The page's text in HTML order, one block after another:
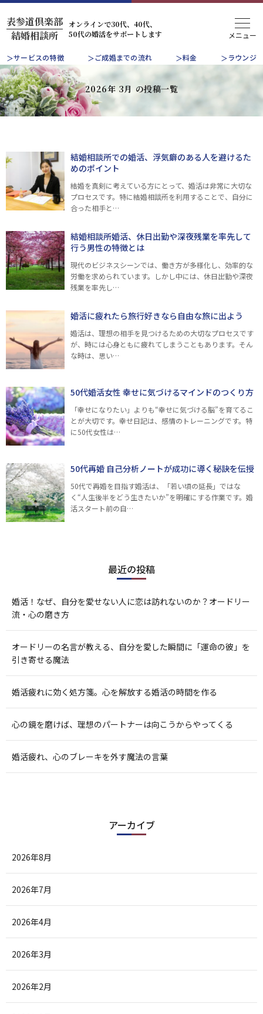
結婚相談所
表参道倶楽部
オンラインで30代、40代、
50代の婚活をサポートします
サービスの特徴 ご成婚までの流れ 料金 ラウンジ
2026年 3月 の投稿一覧
結婚相談所での婚活、浮気癖のある人を避けるた
めのポイント
結婚を真剣に考えている方にとって、婚活は非常に大切な
プロセスです。特に結婚相談所を利用することで、自分に
合った相手と…
結婚相談所婚活、休日出勤や深夜残業を率先して
行う男性の特徴とは
現代のビジネスシーンでは、働き方が多様化し、効率的な
労働を求められています。しかし中には、休日出勤や深夜
残業を率先し…
婚活に疲れたら旅行好きなら自由な旅に出よう
婚活は、理想の相手を見つけるための大切なプロセスです
が、時には心身ともに疲れてしまうこともあります。そん
な時は、思い…
50代婚活女性 幸せに気づけるマインドのつくり方
「幸せになりたい」よりも“幸せに気づける脳”を育てるこ
とが大切です。幸せ日記は、感情のトレーニングです。特
に50代女性は…
50代再婚 自己分析ノートが成功に導く秘訣を伝授
50代で再婚を目指す婚活は、「若い頃の延長」ではな
く“人生後半をどう生きたいか”を明確にする作業です。婚
活スタート前の自…
最近の投稿
婚活！なぜ、自分を愛せない人に恋は訪れないのか？オードリー
流・心の磨き方
オードリーの名言が教える、自分を愛した瞬間に「運命の彼」を
引き寄せる魔法
婚活疲れに効く処方箋。心を解放する婚活の時間を作る
心の鏡を磨けば、理想のパートナーは向こうからやってくる
婚活疲れ、心のブレーキを外す魔法の言葉
アーカイブ
2026年8月
2026年7月
2026年4月
2026年3月
2026年2月